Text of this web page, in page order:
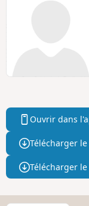
Ouvrir dans
Télécharger le
Télécharger le